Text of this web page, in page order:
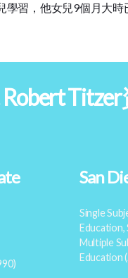
學習，他女兒9個月大時
Robert
San
Single
Education,
Multiple
Education